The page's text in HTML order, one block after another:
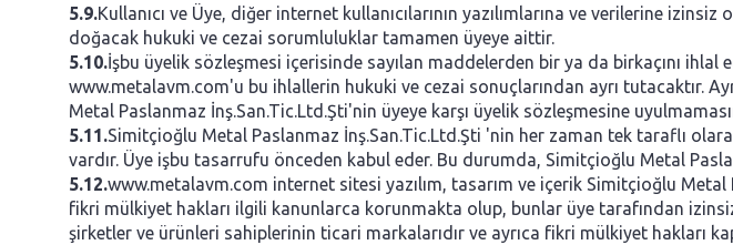
5.9.Kullanıcı ve Üye, diğer internet kullanıcılarının yazılımlarına ve verilerine
doğacak hukuki ve cezai sorumluluklar tamamen üyeye aittir.
5.10.İşbu üyelik sözleşmesi içerisinde sayılan maddelerden bir ya da birkaçını
www.metalavm.com'u bu ihlallerin hukuki ve cezai sonuçlarından ayrı tutacaktır.
Metal Paslanmaz İnş.San.Tic.Ltd.Şti'nin üyeye karşı üyelik sözleşmesine
5.11.Simitçioğlu Metal Paslanmaz İnş.San.Tic.Ltd.Şti 'nin her zaman tek taraflı
vardır. Üye işbu tasarrufu önceden kabul eder. Bu durumda, Simitçioğlu Metal
5.12.www.metalavm.com internet sitesi yazılım, tasarım ve içerik Simitçioğlu
fikri mülkiyet hakları ilgili kanunlarca korunmakta olup, bunlar üye tarafından
şirketler ve ürünleri sahiplerinin ticari markalarıdır ve ayrıca fikri mülkiyet hakları